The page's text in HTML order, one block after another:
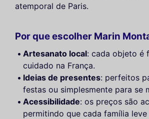
atemporal de Paris.
Por que escolher Marin
Artesanato local: cada objeto é
cuidado na França.
Ideias de presentes: perfeitos
festas ou simplesmente para se
Acessibilidade: os preços são
permitindo que cada família